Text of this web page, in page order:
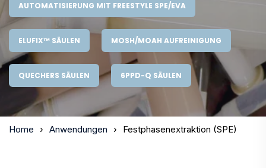
AUTOMATISIERUNG MIT FREESTYLE SPE/EVA
ELUFIX™ SÄULEN MOSH/MOAH AUFREINIGUNG
QUECHERS SÄULEN 6PPD-Q SÄULEN
Home Anwendungen Festphasenextraktion (SPE)